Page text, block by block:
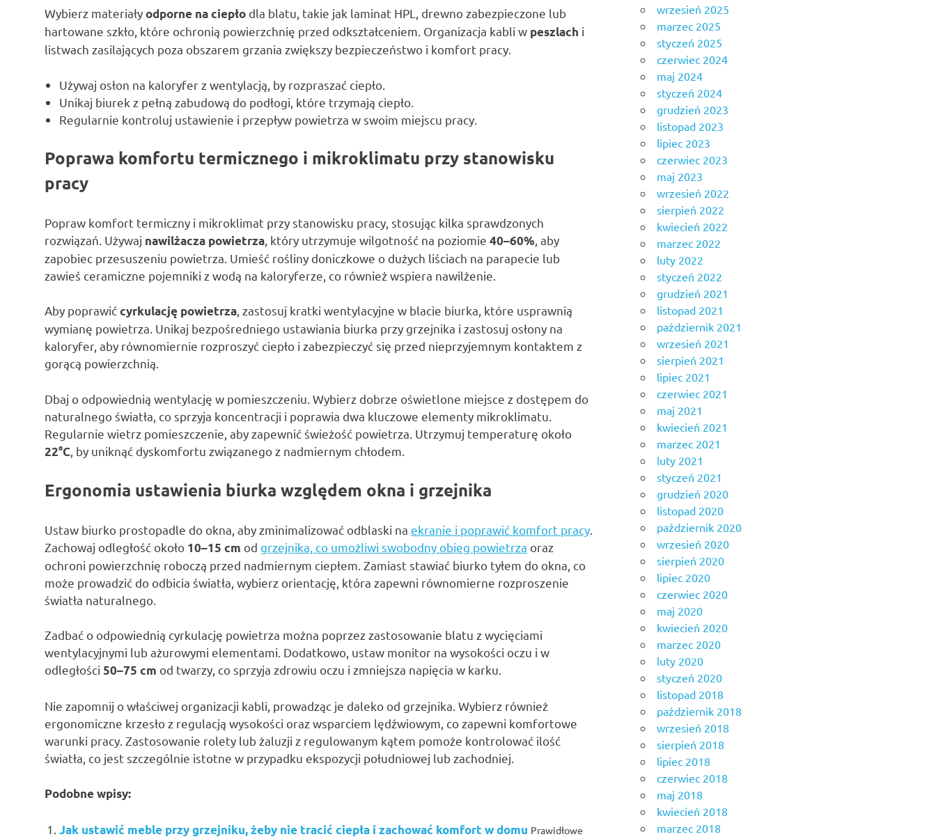
Wybierz materiałyodporne na ciepło dla blatu, takie jak laminat HPL, drewno zabezpieczone lub
hartowane szkło, które ochronią powierzchnię przed odkształceniem. Organizacja kabli w peszlach i
listwach zasilających poza obszarem grzania zwiększy bezpieczeństwo i komfort pracy.
Używaj osłon na kaloryfer z wentylacją, by rozpraszać ciepło.
Unikaj biurek z pełną zabudową do podłogi, które trzymają ciepło.
Regularnie kontroluj ustawienie i przepływ powietrza w swoim miejscu pracy.
Poprawa komfortu termicznego i mikroklimatu przy stanowisku
pracy
Popraw komfort termiczny i mikroklimat przy stanowisku pracy, stosując kilka sprawdzonych
rozwiązań. Używaj nawilżacza powietrza , który utrzymuje wilgotność na poziomie 40–60% , aby
zapobiec przesuszeniu powietrza. Umieść rośliny doniczkowe o dużych liściach na parapecie lub
zawieś ceramiczne pojemniki z wodą na kaloryferze, co również wspiera nawilżenie.
Aby poprawićcyrkulację powietrza, zastosuj kratki wentylacyjne w blacie biurka, które usprawnią
wymianę powietrza. Unikaj bezpośredniego ustawiania biurka przy grzejnika i zastosuj osłony na
kaloryfer, aby równomiernie rozproszyć ciepło i zabezpieczyć się przed nieprzyjemnym kontaktem z
gorącą powierzchnią.
Dbaj o odpowiednią wentylację w pomieszczeniu. Wybierz dobrze oświetlone miejsce z dostępem do
naturalnego światła, co sprzyja koncentracji i poprawia dwa kluczowe elementy mikroklimatu.
Regularnie wietrz pomieszczenie, aby zapewnić świeżość powietrza. Utrzymuj temperaturę około
22°C , by uniknąć dyskomfortu związanego z nadmiernym chłodem.
Ergonomia ustawienia biurka względem okna i grzejnika
Ustaw biurko prostopadle do okna, aby zminimalizować odblaski na ekranie i poprawić komfort pracy
Zachowaj odległość około 10–15 cm od grzejnika, co umożliwi swobodny obieg powietrza oraz
ochroni powierzchnię roboczą przed nadmiernym ciepłem. Zamiast stawiać biurko tyłem do okna, co
może prowadzić do odbicia światła, wybierz orientację, która zapewni równomierne rozproszenie
światła naturalnego.
Zadbać o odpowiednią cyrkulację powietrza można poprzez zastosowanie blatu z wycięciami
wentylacyjnymi lub ażurowymi elementami. Dodatkowo, ustaw monitor na wysokości oczu i w
odległości 50–75 cm od twarzy, co sprzyja zdrowiu oczu i zmniejsza napięcia w karku.
Nie zapomnij o właściwej organizacji kabli, prowadząc je daleko od grzejnika. Wybierz również
ergonomiczne krzesło z regulacją wysokości oraz wsparciem lędźwiowym, co zapewni komfortowe
warunki pracy. Zastosowanie rolety lub żaluzji z regulowanym kątem pomoże kontrolować ilość
światła, co jest szczególnie istotne w przypadku ekspozycji południowej lub zachodniej.
Podobne wpisy:
Jak ustawić meble przy grzejniku, żeby nie tracić ciepła i zachować komfort w domu Prawidłowe
wrzesień 2025
marzec 2025
styczeń 2025
czerwiec 2024
maj 2024
styczeń 2024
grudzień 2023
listopad 2023
lipiec 2023
czerwiec 2023
maj 2023
wrzesień 2022
sierpień 2022
kwiecień 2022
marzec 2022
luty 2022
styczeń 2022
grudzień 2021
listopad 2021
październik 2021
wrzesień 2021
sierpień 2021
lipiec 2021
czerwiec 2021
maj 2021
kwiecień 2021
marzec 2021
luty 2021
styczeń 2021
grudzień 2020
listopad 2020
październik 2020
wrzesień 2020
sierpień 2020
lipiec 2020
czerwiec 2020
maj 2020
kwiecień 2020
marzec 2020
luty 2020
styczeń 2020
listopad 2018
październik 2018
wrzesień 2018
sierpień 2018
lipiec 2018
czerwiec 2018
maj 2018
kwiecień 2018
marzec 2018